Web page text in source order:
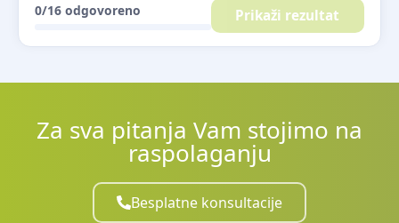
0/16 odgovoreno Prikaži rezultat
Za sva pitanja Vam stojimo na
raspolaganju
Besplatne konsultacije